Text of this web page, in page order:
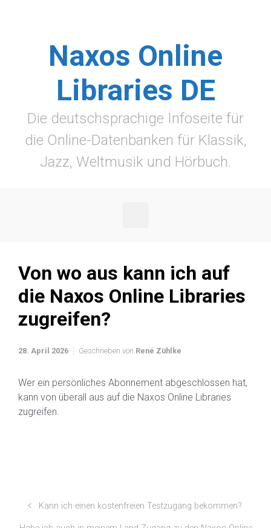
Naxos Online
Libraries DE
Die deutschsprachige Infoseite für
die Online-Datenbanken für Klassik,
Jazz, Weltmusik und Hörbuch.
Von wo aus kann ich auf
die Naxos Online Libraries
zugreifen?
28. April 2026 Geschrieben von René Zühlke
Wer ein persönliches Abonnement abgeschlossen hat,
kann von überall aus auf die Naxos Online Libraries
zugreifen.
Kann ich einen kostenfreien Testzugang bekommen?